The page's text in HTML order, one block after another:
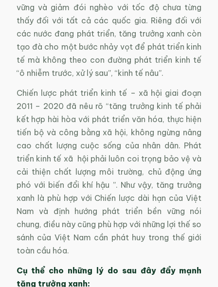
vững và giảm đói nghèo với tốc độ chưa từng
thấy đối với tất cả các quốc gia. Riêng đối với
các nước đang phát triển, tăng trưởng xanh còn
tạo đà cho một bước nhảy vọt để phát triển kinh
tế mà không theo con đường phát triển kinh tế
“ô nhiễm trước, xử lý sau”, “kinh tế nâu”.
Chiến lược phát triển kinh tế – xã hội giai đoạn
2011 – 2020 đã nêu rõ “tăng trưởng kinh tế phải
kết hợp hài hòa với phát triển văn hóa, thực hiện
tiến bộ và công bằng xã hội, không ngừng nâng
cao chất lượng cuộc sống của nhân dân. Phát
triển kinh tế xã hội phải luôn coi trọng bảo vệ và
cải thiện chất lượng môi trường, chủ động ứng
phó với biến đổi khí hậu ”. Như vậy, tăng trưởng
xanh là phù hợp với Chiến lược dài hạn của Việt
Nam và định hướng phát triển bền vững nói
chung, điều này cũng phù hợp với những lợi thế so
sánh của Việt Nam cần phát huy trong thế giới
toàn cầu hóa.
Cụ thể cho những lý do sau đây đẩy mạnh
tăng trưởng xanh: